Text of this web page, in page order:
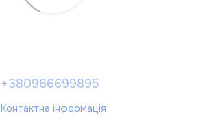
+380966699895
Контактна інформація